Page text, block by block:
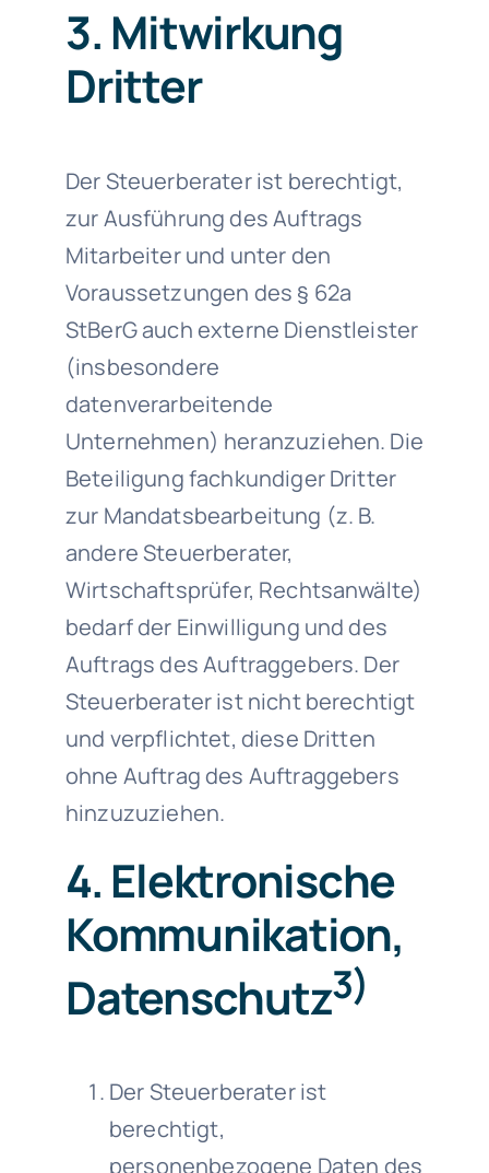
3. Mitwirkung
Dritter
Der Steuerberater ist berechtigt,
zur Ausführung des Auftrags
Mitarbeiter und unter den
Voraussetzungen des § 62a
StBerG auch externe Dienstleister
(insbesondere
datenverarbeitende
Unternehmen) heranzuziehen. Die
Beteiligung fachkundiger Dritter
zur Mandatsbearbeitung (z. B.
andere Steuerberater,
Wirtschaftsprüfer, Rechtsanwälte)
bedarf der Einwilligung und des
Auftrags des Auftraggebers. Der
Steuerberater ist nicht berechtigt
und verpflichtet, diese Dritten
ohne Auftrag des Auftraggebers
hinzuzuziehen.
4. Elektronische
Kommunikation,
Datenschutz3)
Der Steuerberater ist
berechtigt,
personenbezogene Daten des